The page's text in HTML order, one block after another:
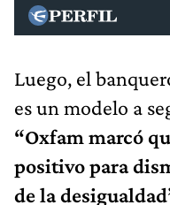
Luego, el
es un modelo a
“Oxfam marcó
positivo para
de la